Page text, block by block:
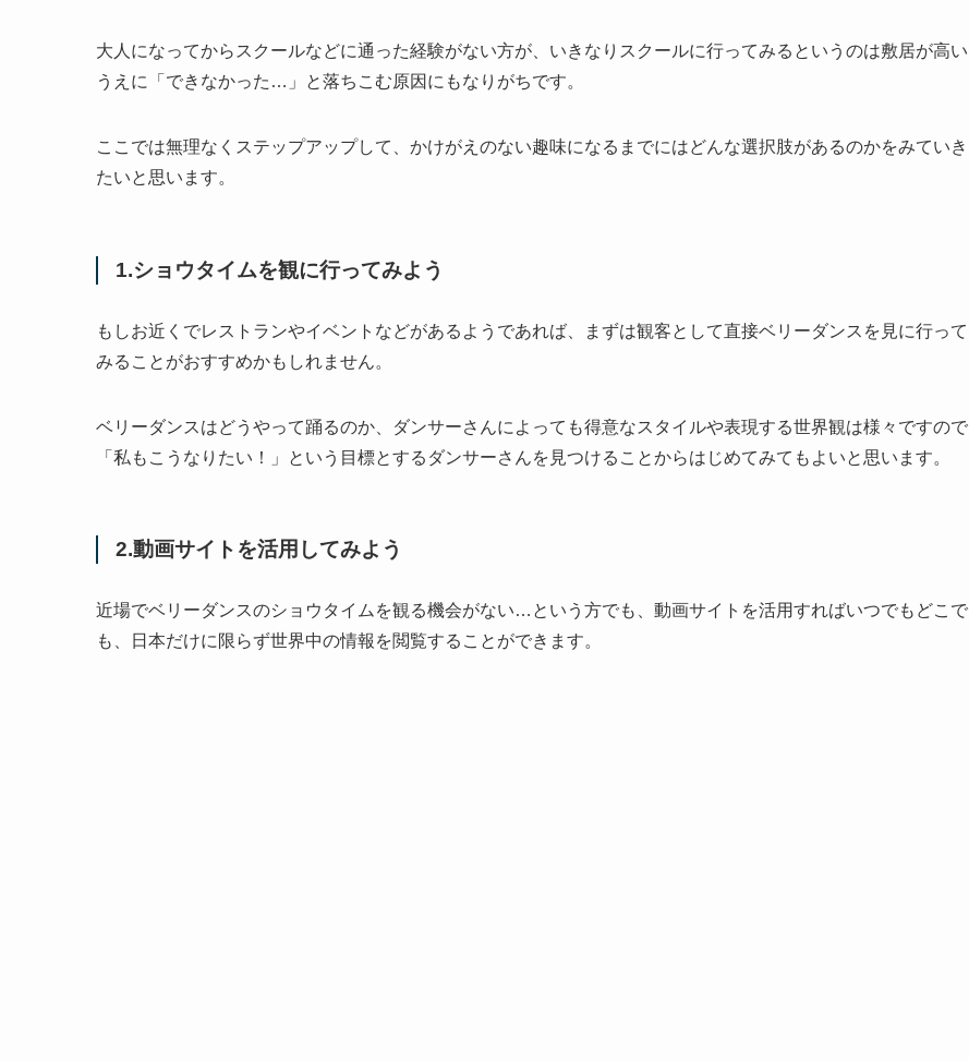
大人になってからスクールなどに通った経験がない方が、いきなりスクールに行ってみるというのは敷居が高い
うえに「できなかった…」と落ちこむ原因にもなりがちです。
ここでは無理なくステップアップして、かけがえのない趣味になるまでにはどんな選択肢があるのかをみていき
たいと思います。
1.ショウタイムを観に行ってみよう
もしお近くでレストランやイベントなどがあるようであれば、まずは観客として直接ベリーダンスを見に行って
みることがおすすめかもしれません。
ベリーダンスはどうやって踊るのか、ダンサーさんによっても得意なスタイルや表現する世界観は様々ですので
「私もこうなりたい！」という目標とするダンサーさんを見つけることからはじめてみてもよいと思います。
2.動画サイトを活用してみよう
近場でベリーダンスのショウタイムを観る機会がない…という方でも、動画サイトを活用すればいつでもどこで
も、日本だけに限らず世界中の情報を閲覧することができます。